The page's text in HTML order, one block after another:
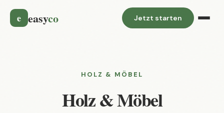
e easyco Jetzt starten
HOLZ & MÖBEL
Holz & Möbel